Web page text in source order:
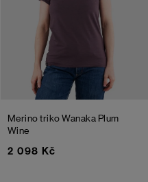
Merino triko Wanaka Plum
Wine
2 098 Kč